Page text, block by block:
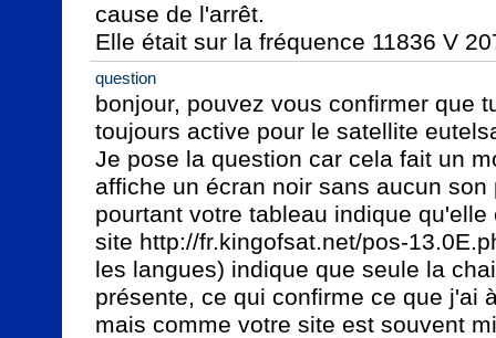
cause de l'arrêt.
Elle était sur la fréquence 11836 V
question
bonjour, pouvez vous confirmer que
toujours active pour le satellite
Je pose la question car cela fait un
affiche un écran noir sans aucun
pourtant votre tableau indique
site http://fr.kingofsat.net/pos-
les langues) indique que seule la
présente, ce qui confirme ce que j'ai
mais comme votre site est souvent